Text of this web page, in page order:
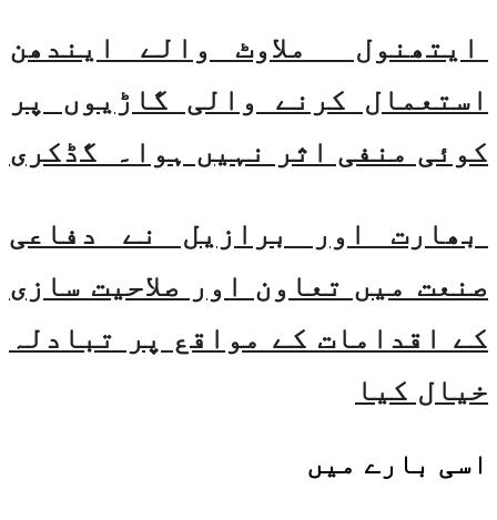
ایتھنول ملاوٹ والے ایندھن
استعمال کرنے والی گاڑیوں پر
کوئی منفی اثر نہیں ہوا۔ گڈکری
بھارت اور برازیل نے دفاعی
صنعت میں تعاون اور صلاحیت سازی
کے اقدامات کے مواقع پر تبادلہ
خیال کیا
اسی بارے میں